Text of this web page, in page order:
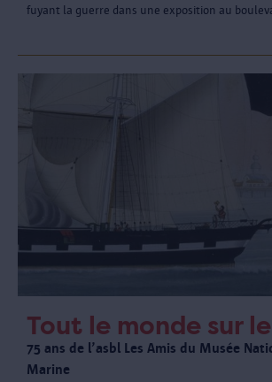
fuyant la guerre dans une exposition au
Tout le monde sur
75 ans de l’asbl Les Amis du Musée
Marine